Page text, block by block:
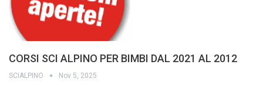
CORSI SCI ALPINO PER BIMBI DAL 2021 AL 2012
SCIALPINO Nov 5, 2025